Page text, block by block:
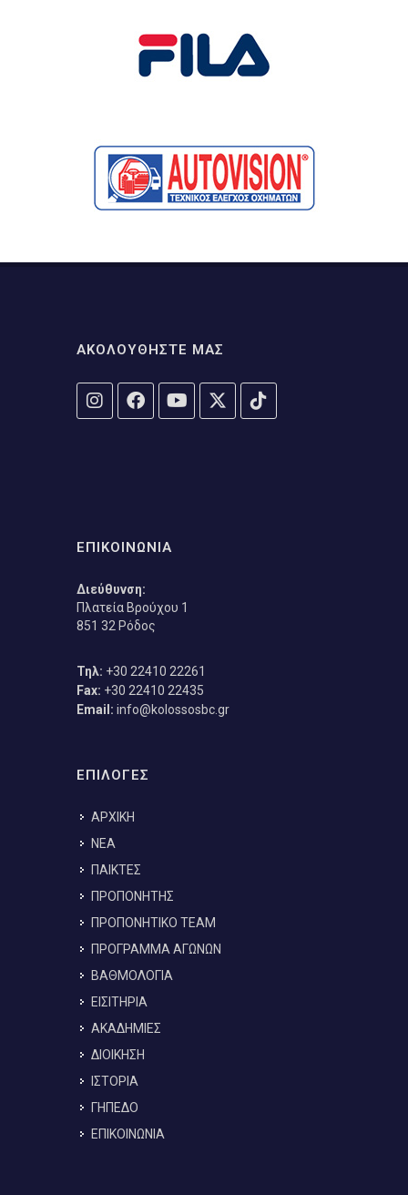
ΑΚΟΛΟΥΘΗΣΤΕ ΜΑΣ
ΕΠΙΚΟΙΝΩΝΙΑ
Διεύθυνση:
Πλατεία Βρούχου 1
851 32 Ρόδος
Τηλ: +30 22410 22261
Fax: +30 22410 22435
Email: info@kolossosbc.gr
ΕΠΙΛΟΓΕΣ
ΑΡΧΙΚΗ
ΝΕΑ
ΠΑΙΚΤΕΣ
ΠΡΟΠΟΝΗΤΗΣ
ΠΡΟΠΟΝΗΤΙΚΟ TEAM
ΠΡΟΓΡΑΜΜΑ ΑΓΩΝΩΝ
ΒΑΘΜΟΛΟΓΙΑ
ΕΙΣΙΤΗΡΙΑ
ΑΚΑΔΗΜΙΕΣ
ΔΙΟΙΚΗΣΗ
ΙΣΤΟΡΙΑ
ΓΗΠΕΔΟ
ΕΠΙΚΟΙΝΩΝΙΑ